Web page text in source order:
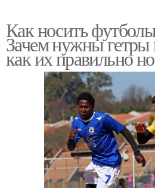
Как носить
Зачем нужны гетры
как их правильно